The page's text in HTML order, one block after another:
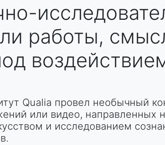
работы,
Qualia провел необычный
или видео, направленных
и исследованием